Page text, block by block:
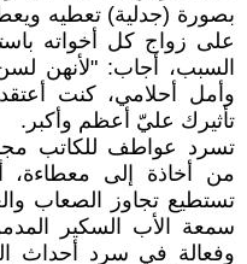
بصورة (جدلية) تعطيه
على زواج كل أخواته
السبب، أجاب: "لأنهن
وأمل أحلامي، كنت
تأثيرك عليّ أعظم وأكبر.
من أخاذة إلى معطاءة،
تستطيع تجاوز الصعاب
سمعة الأب السكير
وفعالة في سرد أحداث